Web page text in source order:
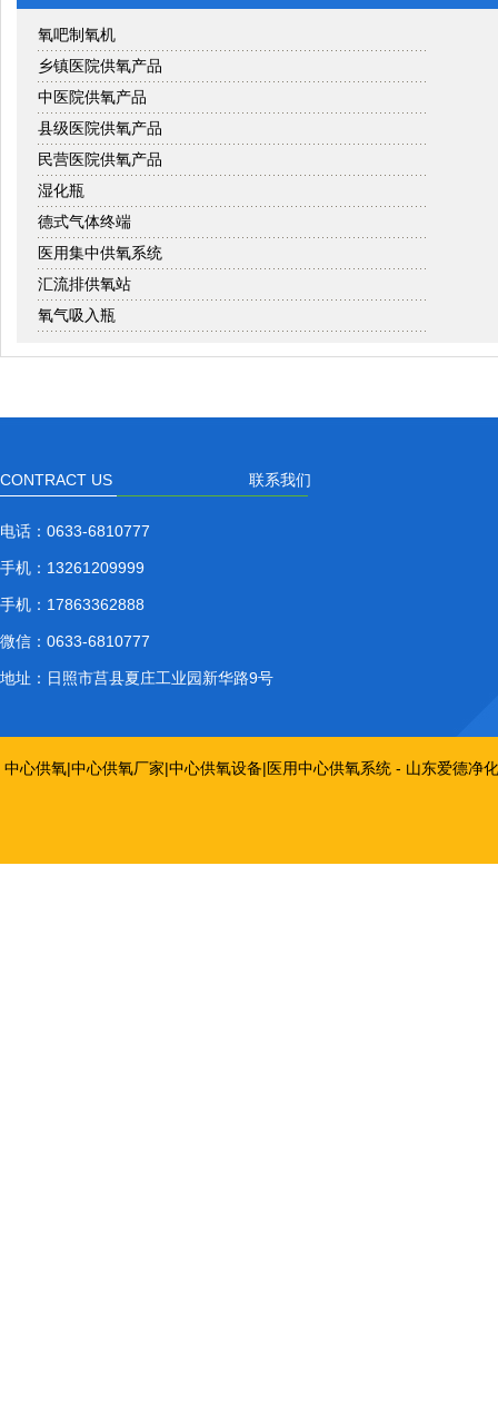
氧吧制氧机
乡镇医院供氧产品
中医院供氧产品
县级医院供氧产品
民营医院供氧产品
湿化瓶
德式气体终端
医用集中供氧系统
汇流排供氧站
氧气吸入瓶
联系我们
CONTRACT US
电话： 0633-6810777
手机： 13261209999
手机： 17863362888
微信： 0633-6810777
地址： 日照市莒县夏庄工业园新华路9号
中心供氧|中心供氧厂家|中心供氧设备|医用中心供氧系统 - 山东爱德净